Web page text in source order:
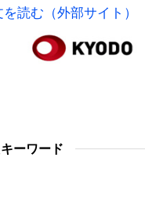
読む（外部サイト）
ーワード